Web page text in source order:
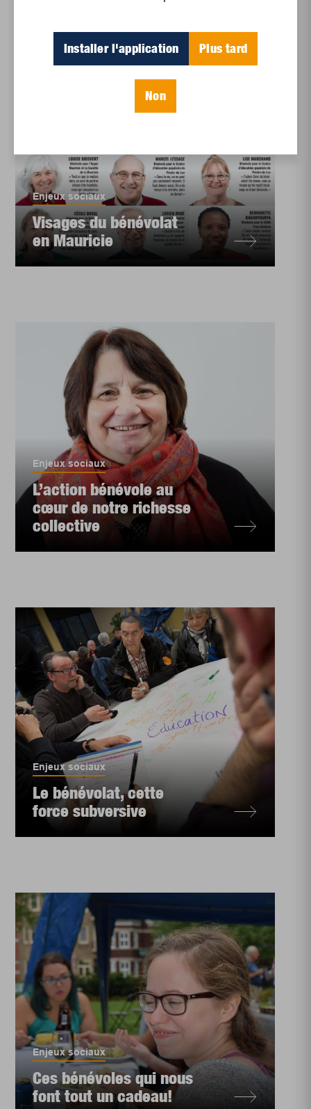
Enjeux sociaux
Visages du bénévolat
en Mauricie
Enjeux sociaux
L’action bénévole au
cœur de notre richesse
collective
Enjeux sociaux
Le bénévolat, cette
force subversive
Enjeux sociaux
Ces bénévoles qui nous
font tout un cadeau!
Installer l'application Plus tard
Non